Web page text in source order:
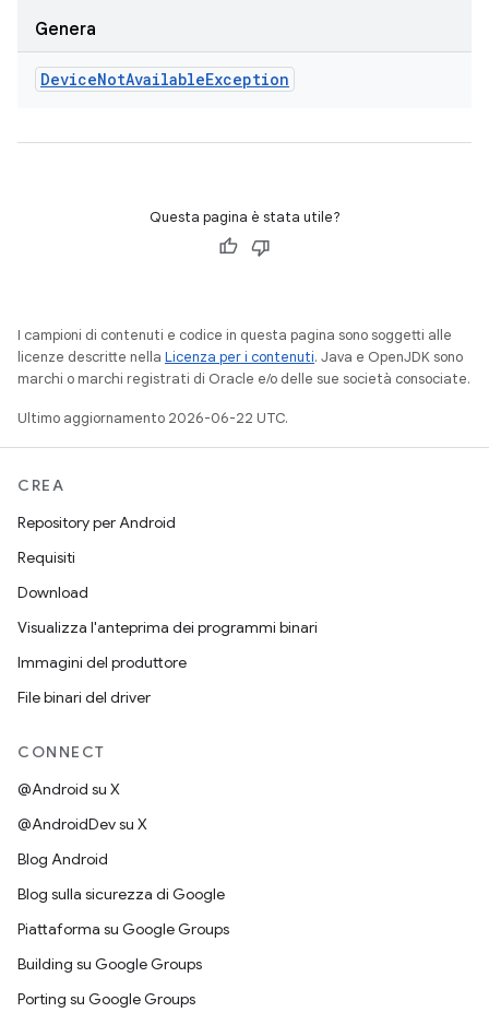
Genera
DeviceNotAvailableException
Questa pagina è stata utile?
I campioni di contenuti e codice in questa pagina sono soggetti alle
licenze descritte nella Licenza per i contenuti. Java e OpenJDK sono
marchi o marchi registrati di Oracle e/o delle sue società consociate.
Ultimo aggiornamento 2026-06-22 UTC.
CREA
Repository per Android
Requisiti
Download
Visualizza l'anteprima dei programmi binari
Immagini del produttore
File binari del driver
CONNECT
@Android su X
@AndroidDev su X
Blog Android
Blog sulla sicurezza di Google
Piattaforma su Google Groups
Building su Google Groups
Porting su Google Groups